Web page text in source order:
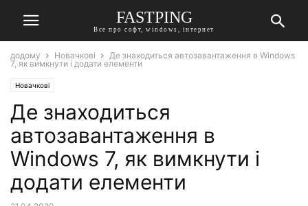
FASTPING
Все про софт, windows, інтернет
додому Новачкові
Де знаходиться автозавантаження в Windows
7, як вимкнути і додати елементи
Новачкові
Де знаходиться
автозавантаження в
Windows 7, як вимкнути і
додати елементи